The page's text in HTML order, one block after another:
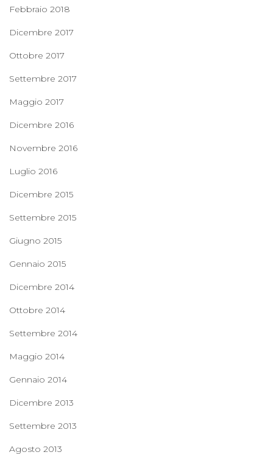
Febbraio 2018
Dicembre 2017
Ottobre 2017
Settembre 2017
Maggio 2017
Dicembre 2016
Novembre 2016
Luglio 2016
Dicembre 2015
Settembre 2015
Giugno 2015
Gennaio 2015
Dicembre 2014
Ottobre 2014
Settembre 2014
Maggio 2014
Gennaio 2014
Dicembre 2013
Settembre 2013
Agosto 2013